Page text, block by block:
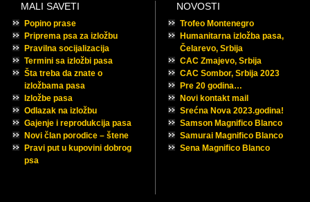
MALI SAVETI
Popino prase
Priprema psa za izložbu
Pravilna socijalizacija
Termini sa izložbi pasa
Šta treba da znate o
izložbama pasa
Izložbe pasa
Odlazak na izložbu
Gajenje i reprodukcija pasa
Novi član porodice – štene
Pravi put u kupovini dobrog
psa
NOVOSTI
Trofeo Montenegro
Humanitarna izložba pasa,
Čelarevo, Srbija
CAC Zmajevo, Srbija
CAC Sombor, Srbija 2023
Pre 20 godina…
Novi kontakt mail
Srećna Nova 2023.godina!
Samson Magnifico Blanco
Samurai Magnifico Blanco
Sena Magnifico Blanco